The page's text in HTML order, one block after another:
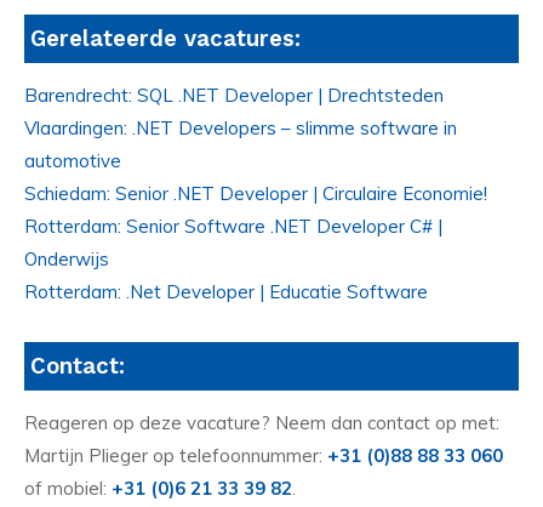
Gerelateerde vacatures:
Barendrecht: SQL .NET Developer | Drechtsteden
Vlaardingen: .NET Developers – slimme software in
automotive
Schiedam: Senior .NET Developer | Circulaire Economie!
Rotterdam: Senior Software .NET Developer C# |
Onderwijs
Rotterdam: .Net Developer | Educatie Software
Contact:
Reageren op deze vacature? Neem dan contact op met:
Martijn Plieger op telefoonnummer: +31 (0)88 88 33 060
of mobiel: +31 (0)6 21 33 39 82